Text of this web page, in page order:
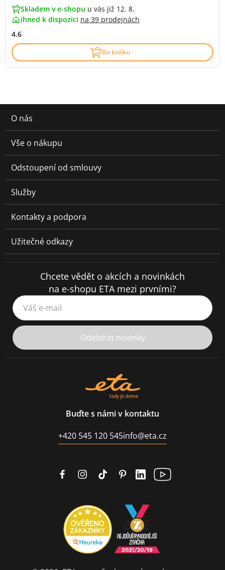
Skladem v e-shopu u vás již 12. 8.
ihned k dispozici na 39 prodejnách
4.6
Do košíku
O nás
Vše o nákupu
Odstoupení od smlouvy
Služby
Kontakty a podpora
Užitečné odkazy
Chcete vědět o akcích a novinkách
na e-shopu ETA mezi prvními?
Váš e-mail
Odebírat novinky
Buďte s námi v kontaktu
+420 545 120 545info@eta.cz